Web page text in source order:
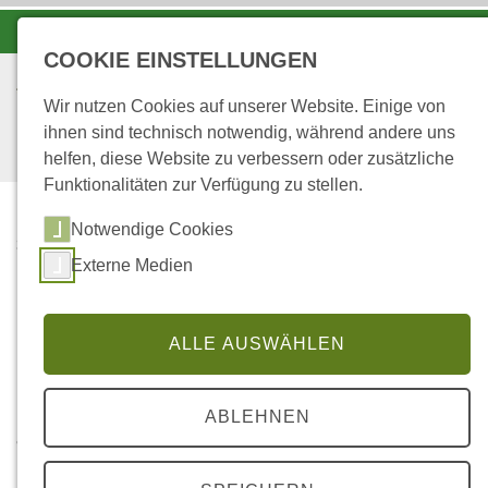
STARTSEITE ...
Filter
Für weitere Details bitte das jeweilige Foto
anklicken!
COOKIE EINSTELLUNGEN
Wir nutzen Cookies auf unserer Website. Einige von
ihnen sind technisch notwendig, während andere uns
helfen, diese Website zu verbessern oder zusätzliche
Funktionalitäten zur Verfügung zu stellen.
Notwendige Cookies
Externe Medien
ALLE AUSWÄHLEN
ABLEHNEN